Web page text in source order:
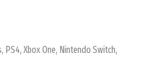
Xbox One, Nintendo Switch,